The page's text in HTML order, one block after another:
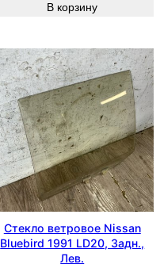
В корзину
Стекло ветровое Nissan
Bluebird 1991 LD20, Задн.,
Лев.